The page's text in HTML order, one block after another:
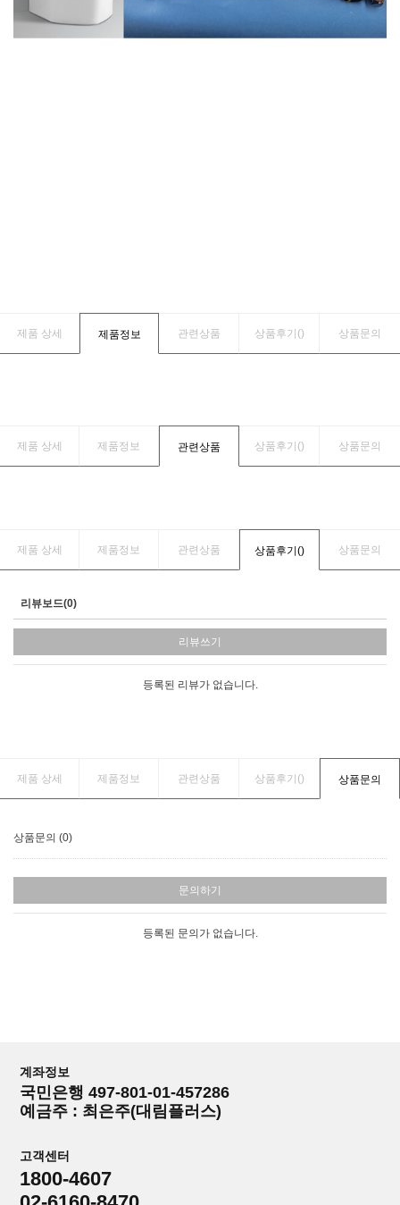
제품 상세 제품정보 관련상품 상품후기() 상품문의
제품 상세 제품정보 관련상품 상품후기() 상품문의
제품 상세 제품정보 관련상품 상품후기() 상품문의
리뷰보드(0)
리뷰쓰기
등록된 리뷰가 없습니다.
제품 상세 제품정보 관련상품 상품후기() 상품문의
상품문의 (0)
문의하기
등록된 문의가 없습니다.
계좌정보
국민은행 497-801-01-457286
예금주 : 최은주(대림플러스)
고객센터
1800-4607